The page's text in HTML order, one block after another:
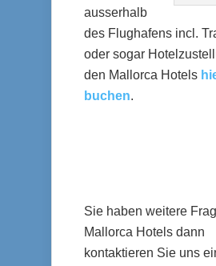
ausserhalb
des Flughafens incl.
oder sogar
den Mallorca Hotels
buchen.
Sie haben weitere
Mallorca Hotels dann
kontaktieren Sie uns